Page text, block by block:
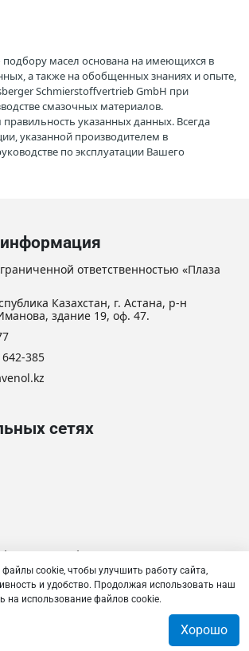
масел основана на имеющихся в
а также на обобщенных знаниях и опыте,
Schmierstoffvertrieb GmbH при
смазочных материалов.
указанных данных. Всегда
указанной производителем в
по эксплуатации Вашего
ответственностью «Плаза
Казахстан, г. Астана, р-н
здание 19, оф. 47.
385
сетях
дистрибьютора RAVENOL
ответственностью «Плаза
cookie, чтобы улучшить работу сайта,
и удобство. Продолжая использовать наш
на использование файлов cookie.
Хорошо